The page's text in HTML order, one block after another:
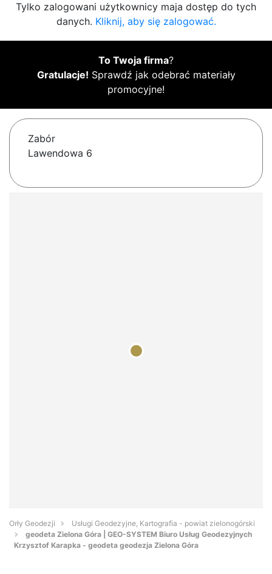
Tylko zalogowani użytkownicy maja dostęp do tych
danych. Kliknij, aby się zalogować.
To Twoja firma?
Gratulacje! Sprawdź jak odebrać materiały
promocyjne!
Zabór
Lawendowa 6
Orły Geodezji
Usługi Geodezyjne, Kartografia - powiat zielonogórski
geodeta Zielona Góra | GEO-SYSTEM Biuro Usług Geodezyjnych
Krzysztof Karapka - geodeta geodezja Zielona Góra